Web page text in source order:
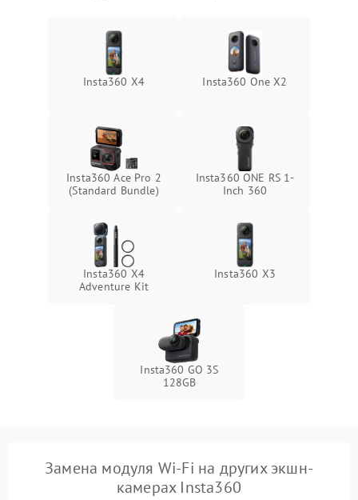
Повреждение системы
защиты от перегрева
1000 ₽ Подробнее →
перенапряжения
Неисправность системы
защиты от замыкания
Подробнее →
Повреждение системы
защиты от перегрузок
Неисправность системы
Insta360 X4 Insta360 One X2
Insta360 Ace Pro 2
(Standard Bundle)
Insta360 ONE RS 1-
Inch 360
Insta360 X4
Adventure Kit
Insta360 X3
Insta360 GO 3S
128GB
Замена модуля Wi-Fi на других экшн-
камерах Insta360